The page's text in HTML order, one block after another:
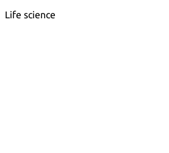
Life science